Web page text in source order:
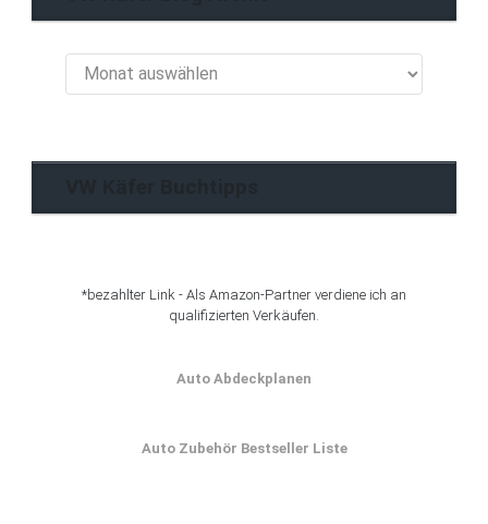
Käfer
*bezahlter Link - Als Amazon-Partner verdiene ich an
qualifizierten Verkäufen.
Auto Abdeckplanen
Auto Zubehör Bestseller Liste